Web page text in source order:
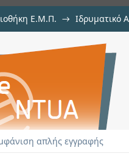
Ε.Μ.Π. → Ιδρυματικό
των
των
απλής εγγραφής